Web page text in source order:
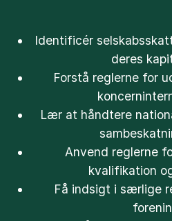
Identificér
deres
Forstå reglerne for
Lær at håndtere
Anvend reglerne
kvalifikation
Få indsigt i særlige